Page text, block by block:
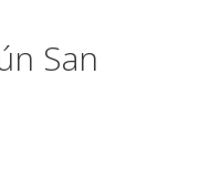
San